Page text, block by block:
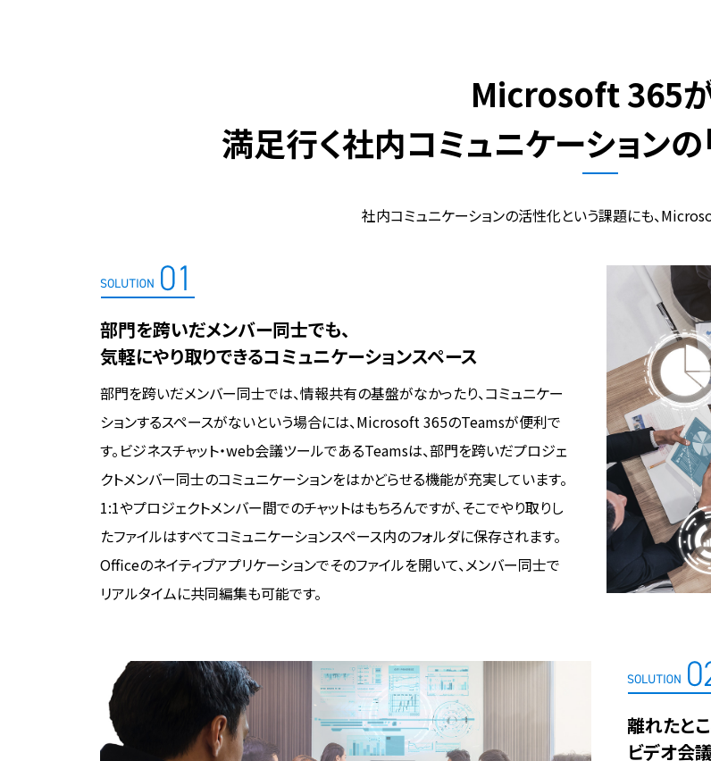
Microsoft 365が
満足行く社内コミュニケーションの
社内コミュニケーションの活性化という課題にも、
部門を跨いだメンバー同士でも、
気軽にやり取りできるコミュニケーションスペース
部門を跨いだメンバー同士では、情報共有の基盤がなかったり、コミュニケー
ションするスペースがないという場合には、Microsoft 365のTeamsが便利で
す。ビジネスチャット・web会議ツールであるTeamsは、部門を跨いだプロジェ
クトメンバー同士のコミュニケーションをはかどらせる機能が充実しています。
1:1やプロジェクトメンバー間でのチャットはもちろんですが、そこでやり取りし
たファイルはすべてコミュニケーションスペース内のフォルダに保存されます。
Officeのネイティブアプリケーションでそのファイルを開いて、メンバー同士で
リアルタイムに共同編集も可能です。
離れたと
ビデオ会